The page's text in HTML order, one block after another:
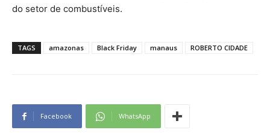
do setor de combustíveis.
TAGS amazonas Black Friday manaus ROBERTO CIDADE
Facebook WhatsApp